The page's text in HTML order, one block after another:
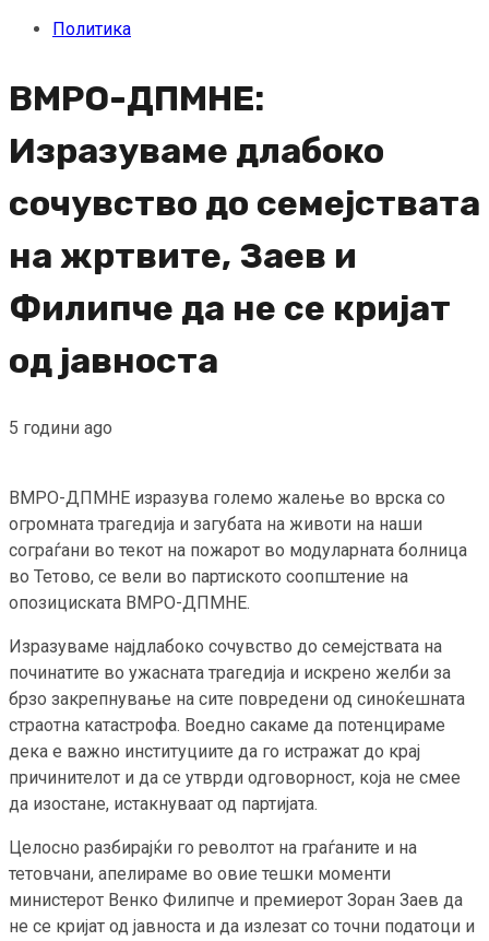
Политика
ВМРО-ДПМНЕ:
Изразуваме длабоко
сочувство до семејствата
на жртвите, Заев и
Филипче да не се кријат
од јавноста
5 години ago
ВМРО-ДПМНЕ изразува големо жалење во врска со
огромната трагедија и загубата на животи на наши
сограѓани во текот на пожарот во модуларната болница
во Тетово, се вели во партиското соопштение на
опозициската ВМРО-ДПМНЕ.
Изразуваме најдлабоко сочувство до семејствата на
починатите во ужасната трагедија и искрено желби за
брзо закрепнување на сите повредени од синоќешната
страотна катастрофа. Воедно сакаме да потенцираме
дека е важно институциите да го истражат до крај
причинителот и да се утврди одговорност, која не смее
да изостане, истакнуваат од партијата.
Целосно разбирајќи го револтот на граѓаните и на
тетовчани, aпелираме во овие тешки моменти
министерот Венко Филипче и премиерот Зоран Заев да
не се кријат од јавноста и да излезат со точни податоци и